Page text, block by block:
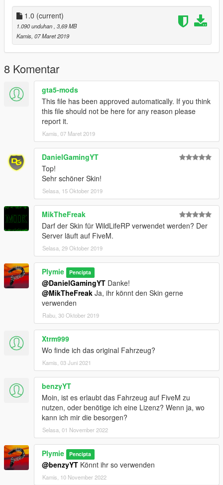
Traffic Cone: Rockstar Games
Brush: Rockstar Games
Fire Extinguisher: Rockstar Games
Skin: Plymie
Window Textures: Plymie
Handling Line: Chris Viper
1.0 (current)
1.090 unduhan, 3,69 MB
Kamis, 07 Maret 2019
8 Komentar
gta5-mods
This file has been approved automatically. If you think
this file should not be here for any reason please
report it.
Kamis, 07 Maret 2019
DanielGamingYT
Top!
Sehr schöner Skin!
Selasa, 15 Oktober 2019
MikTheFreak
Darf der Skin für WildLifeRP verwendet werden? Der
Server läuft auf FiveM.
Selasa, 29 Oktober 2019
Plymie Pencipta
@DanielGamingYT Danke!
@MikTheFreak Ja, ihr könnt den Skin gerne
verwenden
Rabu, 30 Oktober 2019
Xtrm999
Wo finde ich das original Fahrzeug?
Kamis, 03 Juni 2021
benzyYT
Moin, ist es erlaubt das Fahrzeug auf FiveM zu
nutzen, oder benötige ich eine Lizenz? Wenn ja, wo
kann ich mir die besorgen?
Selasa, 01 November 2022
Plymie Pencipta
@benzyYT Könnt ihr so verwenden
Kamis, 10 November 2022